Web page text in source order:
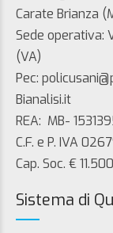
Carate Brianza
Sede operativa:
(VA)
Pec:
Bianalisi.it
REA: MB-
C.F. e P. IVA
Cap. Soc. €
Sistema di